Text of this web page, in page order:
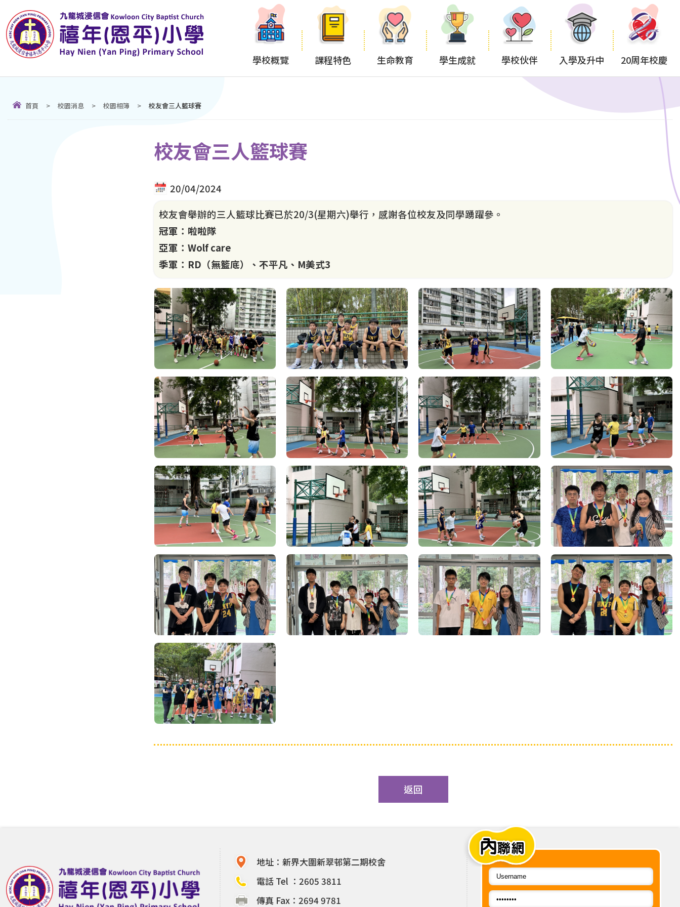
學校概覽 課程特色 生命教育 學生成就 學校伙伴 入學及升中 20周年校慶
首頁 > 校園消息 > 校園相簿 > 校友會三人籃球賽
校友會三人籃球賽
20/04/2024
校友會舉辦的三人籃球比賽已於20/3(星期六)舉行，感謝各位校友及同學踴躍參。
冠軍：啦啦隊
亞軍：Wolf care
季軍：RD（無籃底）、不平凡、M美式3
返回
地址：新界大圍新翠邨第二期校舍
電話 Tel ：2605 3811
傳真 Fax：2694 9781